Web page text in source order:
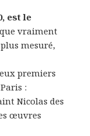
est le
vraiment
mesuré,
premiers
:
Nicolas des
œuvres